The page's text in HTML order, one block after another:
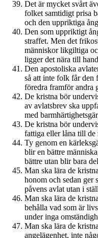
Det är mycket svårt
folket samtidigt prisa
och den uppriktiga
Den som uppriktigt
straffet. Men det
människor likgiltiga
ligger det nära till
Den apostoliska
så att inte folk får den
föredra framför andra
De kristna bör
av avlatsbrev ska
med
De kristna bör
fattiga eller låna till de
Ty genom en
blir en bättre
bättre utan blir bara
Man ska lära de
honom och sedan ger
påvens avlat utan i
Man ska lära de
behålla vad som är
under inga
Man ska lära de
angelägenhet, inte